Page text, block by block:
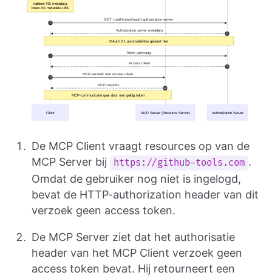
De MCP Client vraagt resources op van de
MCP Server bij
https://github-tools.com .
Omdat de gebruiker nog niet is ingelogd,
bevat de HTTP-authorization header van dit
verzoek geen access token.
De MCP Server ziet dat het authorisatie
header van het MCP Client verzoek geen
access token bevat. Hij retourneert een